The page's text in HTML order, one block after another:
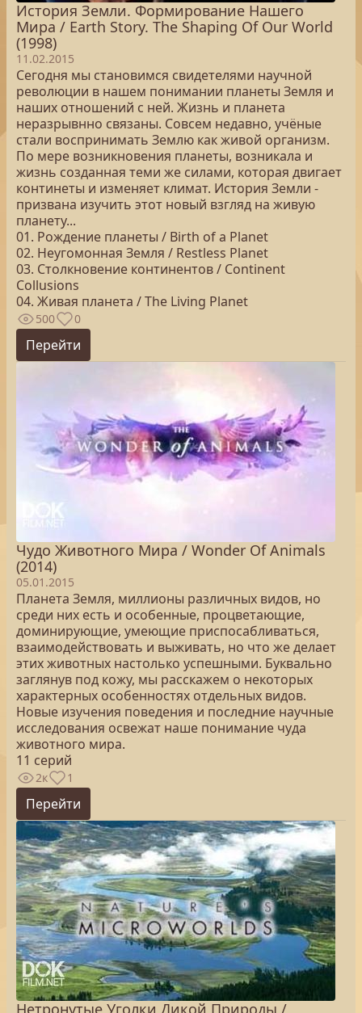
История Земли. Формирование Нашего
Мира / Earth Story. The Shaping Of Our World
(1998)
11.02.2015
Сегодня мы становимся свидетелями научной
революции в нашем понимании планеты Земля и
наших отношений с ней. Жизнь и планета
неразрывнно связаны. Совсем недавно, учёные
стали воспринимать Землю как живой организм.
По мере возникновения планеты, возникала и
жизнь созданная теми же силами, которая двигает
континеты и изменяет климат. История Земли -
призвана изучить этот новый взгляд на живую
планету...
01. Рождение планеты / Birth of a Planet
02. Неугомонная Земля / Restless Planet
03. Столкновение континентов / Continent
Collusions
04. Живая планета / The Living Planet
500 0
Перейти
Чудо Животного Мира / Wonder Of Animals
(2014)
05.01.2015
Планета Земля, миллионы различных видов, но
среди них есть и особенные, процветающие,
доминирующие, умеющие приспосабливаться,
взаимодействовать и выживать, но что же делает
этих животных настолько успешными. Буквально
заглянув под кожу, мы расскажем о некоторых
характерных особенностях отдельных видов.
Новые изучения поведения и последние научные
исследования освежат наше понимание чуда
животного мира.
11 серий
2к 1
Перейти
Нетронутые Уголки Дикой Природы /